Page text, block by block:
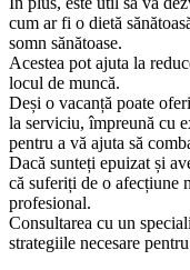
cum ar fi o dietă
somn sănătoase.
Acestea pot ajuta la
locul de muncă.
Deși o vacanță poate
la serviciu, împreună cu
pentru a vă ajuta să
Dacă sunteți epuizat și
că suferiți de o afecțiune
profesional.
Consultarea cu un
strategiile necesare